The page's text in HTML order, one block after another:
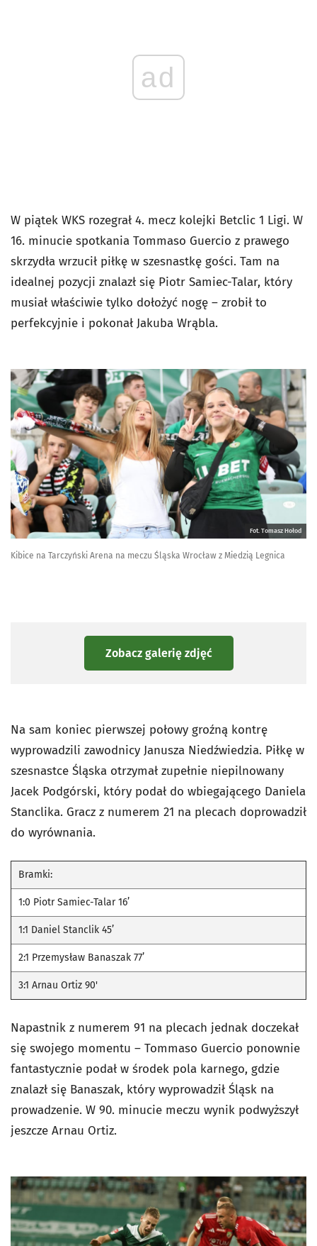
ad
W piątek WKS rozegrał 4. mecz kolejki Betclic 1 Ligi. W
16. minucie spotkania Tommaso Guercio z prawego
skrzydła wrzucił piłkę w szesnastkę gości. Tam na
idealnej pozycji znalazł się Piotr Samiec-Talar, który
musiał właściwie tylko dołożyć nogę – zrobił to
perfekcyjnie i pokonał Jakuba Wrąbla.
Fot. Tomasz Hołod
Kibice na Tarczyński Arena na meczu Śląska Wrocław z Miedzią Legnica
Zobacz galerię zdjęć
Na sam koniec pierwszej połowy groźną kontrę
wyprowadzili zawodnicy Janusza Niedźwiedzia. Piłkę w
szesnastce Śląska otrzymał zupełnie niepilnowany
Jacek Podgórski, który podał do wbiegającego Daniela
Stanclika. Gracz z numerem 21 na plecach doprowadził
do wyrównania.
Bramki:
1:0 Piotr Samiec-Talar 16’
1:1 Daniel Stanclik 45’
2:1 Przemysław Banaszak 77’
3:1 Arnau Ortiz 90'
Napastnik z numerem 91 na plecach jednak doczekał
się swojego momentu – Tommaso Guercio ponownie
fantastycznie podał w środek pola karnego, gdzie
znalazł się Banaszak, który wyprowadził Śląsk na
prowadzenie. W 90. minucie meczu wynik podwyższył
jeszcze Arnau Ortiz.